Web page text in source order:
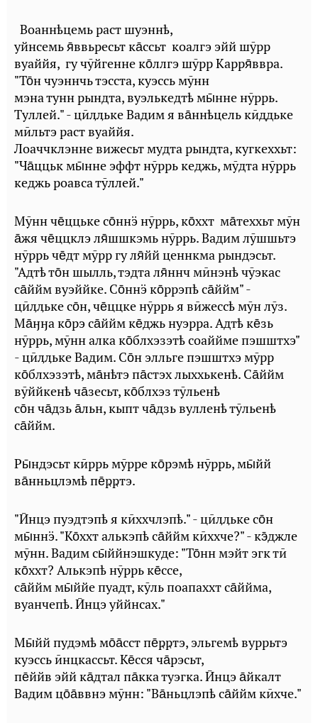
Воаннҍцемь раст шуэннҍ,
уйнсемь я̄ввьресьт ка̄ссьт коалгэ эйй шӯрр
вуаййя, гу чӯйгенне ко̄ллгэ шӯрр Карря̄ввра.
"То̄н чуэннчь тэсста, куэссь мӯнн
мэна тунн рындта, вуэлькедтҍ мы̄нне нӯррь.
Туллей." - цӣӆӆьке Вадим я ва̄ннҍцель кӣддьке
мӣльтэ раст вуаййя.
Лоаччклэнне вижесьт мудта рындта, кугкеххьт:
"Ча̄ццьк мы̄нне эффт нӯррь кеджь, мӯдта нӯррь
кеджь роавса тӯллей."
Мӯнн че̄ццьке со̄ннӭ нӯррь, ко̄ххт ма̄теххьт мӯн
а̄жя че̄ццклэ ля̄шшкэмь нӯррь. Вадим лӯшшьтэ
нӯррь че̄дт мӯрр гу ля̄йй ценнкма рындэсьт.
"Адтҍ то̄н шылль, тэдта ля̄ннч мӣнэнҍ чӯэкас
са̄ййм вуэййке. Со̄ннӭ ко̄ррэпҍ са̄ййм" -
цӣӆӆьке со̄н, че̄ццке нӯррь я вӣжессҍ мӯн лӯз.
Ма̄ӈӈа ко̄рэ са̄ййм ке̄джь нуэрра. Адтҍ ке̄зь
нӯррь, мӯнн алка ко̄блхэзэтҍ соаййме пэшштхэ"
- цӣӆӆьке Вадим. Со̄н элльге пэшштхэ мӯрр
ко̄блхэзэтҍ, ма̄нҍтэ па̄стэх лыххькенҍ. Са̄ййм
вӯййкенҍ ча̄зесьт, ко̄блхэз тӯльенҍ
со̄н ча̄дзь а̄льн, кыпт ча̄дзь вулленҍ тӯльенҍ
са̄ййм.
Ры̄ндэсьт кӣррь мӯрре ко̄рэмҍ нӯррь, мы̄йй
ва̄нньцлэмҍ пе̄ҏҏтэ.
"Ӣнцэ пуэдтэпҍ я кӣххчлэпҍ." - цӣӆӆьке со̄н
мы̄ннӭ. "Ко̄ххт алькэпҍ са̄ййм кӣххче?" - кэ̄джле
мӯнн. Вадим сы̄ййнэшкуде: "То̄нн мэйт эгк тӣ
ко̄ххт? Алькэпҍ нӯррь ке̄ссе,
са̄ййм мы̄ййе пуадт, кӯль поапаххт са̄ййма,
вуанчепҍ. Ӣнцэ уййнсах."
Мы̄йй пудэмҍ мо̄а̄сст пе̄ҏҏтэ, эльгемҍ вуррьтэ
куэссь ӣнцкассьт. Ке̄сся ча̄рэсьт,
пе̄ййв эйй ка̄дтал па̄кка туэгка. Ӣнцэ а̄йкалт
Вадим цо̄а̄ввнэ мӯнн: "Ва̄ньцлэпҍ са̄ййм кӣхче."